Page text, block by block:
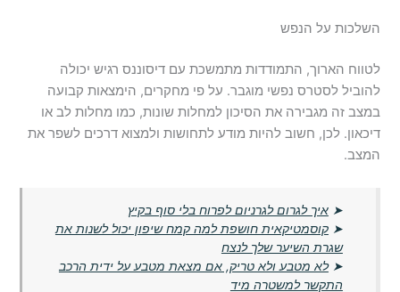
השלכות על הנפש
לטווח הארוך, התמודדות מתמשכת עם דיסוננס רגיש יכולה
להוביל לסטרס נפשי מוגבר. על פי מחקרים, הימצאות קבועה
במצב זה מגבירה את הסיכון למחלות שונות, כמו מחלות לב או
דיכאון. לכן, חשוב להיות מודע לתחושות ולמצוא דרכים לשפר את
המצב.
➤איך לגרום לגרניום לפרוח בלי סוף בקיץ
➤קוסמטיקאית חושפת למה קמח שיפון יכול לשנות את
שגרת השיער שלך לנצח
➤לא מטבע ולא טריק, אם מצאת מטבע על ידית הרכב
התקשר למשטרה מיד